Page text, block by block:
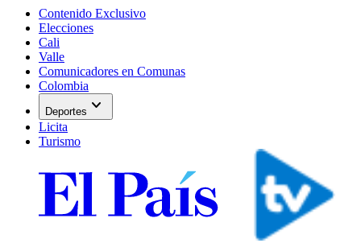
Contenido Exclusivo
Elecciones
Cali
Valle
Comunicadores en Comunas
Colombia
Deportes expand_more
Licita
Turismo